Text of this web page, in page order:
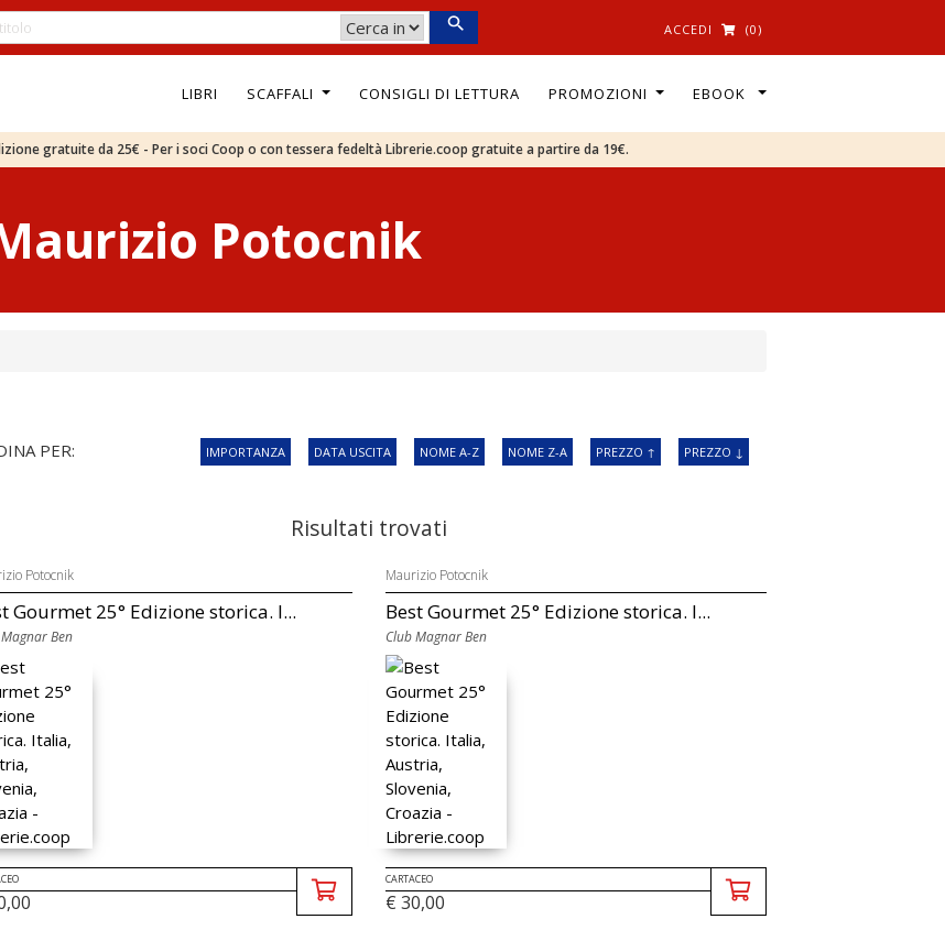
ACCEDI (0)
LIBRI SCAFFALI CONSIGLI DI LETTURA PROMOZIONI EBOOK
gratuite da 25€ - Per i soci Coop o con tessera fedeltà Librerie.coop gratuite a partire da 19€.
Potocnik
PER: IMPORTANZA DATA USCITA NOME A-Z NOME Z-A PREZZO ↑ PREZZO ↓
Risultati trovati
Potocnik
Gourmet 25° Edizione storica. I...
Ben
Maurizio Potocnik
Best Gourmet 25° Edizione storica. I...
Club Magnar Ben
CARTACEO
€ 30,00